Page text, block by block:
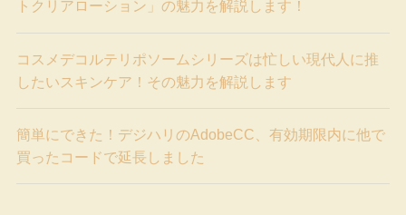
トクリアローション」の魅力を解説します！
コスメデコルテリポソームシリーズは忙しい現代人に推
したいスキンケア！その魅力を解説します
簡単にできた！デジハリのAdobeCC、有効期限内に他で
買ったコードで延長しました